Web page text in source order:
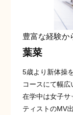
豊富な経験か
葉菜
5歳より新体操
コースにて幅広
在学中は女子サ
ティストのMV